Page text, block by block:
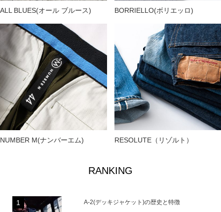
ALL BLUES(オール ブルース) BORRIELLO(ボリエッロ)
NUMBER M(ナンバーエム) RESOLUTE（リゾルト）
RANKING
A-2(デッキジャケット)の歴史と特徴